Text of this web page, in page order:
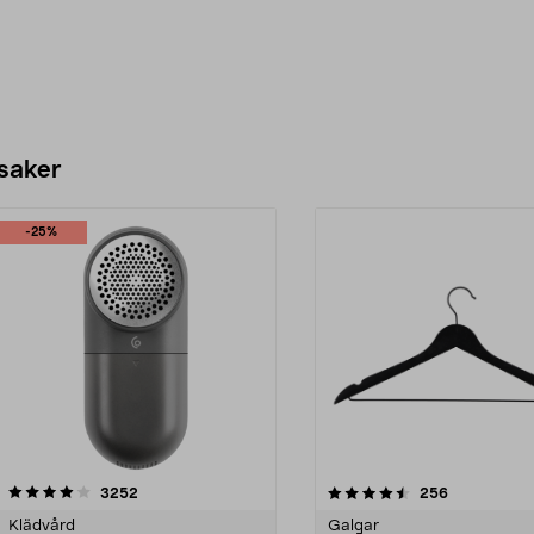
-25%
3252
Klädvård
4.5av 5 stjärnor 256recensioner
Galgar
4.0av 5 stjärnor